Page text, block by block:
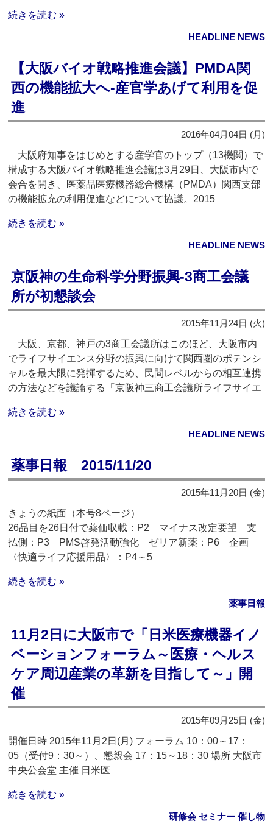
続きを読む »
HEADLINE NEWS
【大阪バイオ戦略推進会議】PMDA関
西の機能拡大へ‐産官学あげて利用を促
進
2016年04月04日 (月)
大阪府知事をはじめとする産学官のトップ（13機関）で
構成する大阪バイオ戦略推進会議は3月29日、大阪市内で
会合を開き、医薬品医療機器総合機構（PMDA）関西支部
の機能拡充の利用促進などについて協議。2015
続きを読む »
HEADLINE NEWS
京阪神の生命科学分野振興‐3商工会議
所が初懇談会
2015年11月24日 (火)
大阪、京都、神戸の3商工会議所はこのほど、大阪市内
でライフサイエンス分野の振興に向けて関西圏のポテンシ
ャルを最大限に発揮するため、民間レベルからの相互連携
の方法などを議論する「京阪神三商工会議所ライフサイエ
続きを読む »
HEADLINE NEWS
薬事日報 2015/11/20
2015年11月20日 (金)
きょうの紙面（本号8ページ）
26品目を26日付で薬価収載：P2 マイナス改定要望 支
払側：P3 PMS啓発活動強化 ゼリア新薬：P6 企画
〈快適ライフ応援用品〉：P4～5
続きを読む »
薬事日報
11月2日に大阪市で「日米医療機器イノ
ベーションフォーラム～医療・ヘルス
ケア周辺産業の革新を目指して～」開
催
2015年09月25日 (金)
開催日時 2015年11月2日(月) フォーラム 10：00～17：
05（受付9：30～）、懇親会 17：15～18：30 場所 大阪市
中央公会堂 主催 日米医
続きを読む »
研修会 セミナー 催し物